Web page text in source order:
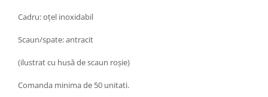
Cadru: oțel inoxidabil
Scaun/spate: antracit
(ilustrat cu husă de scaun roșie)
Comanda minima de 50 unitati.